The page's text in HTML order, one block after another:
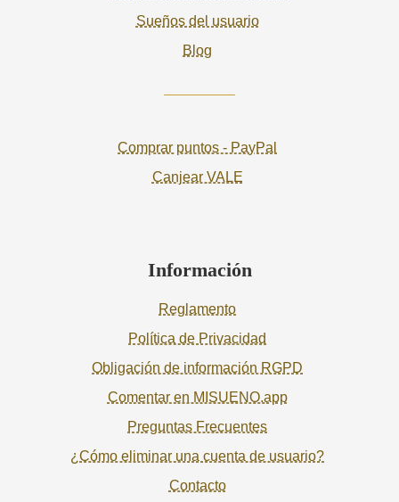
Sueños del usuario
Blog
Comprar puntos - PayPal
Canjear VALE
Información
Reglamento
Política de Privacidad
Obligación de información RGPD
Comentar en MISUENO.app
Preguntas Frecuentes
¿Cómo eliminar una cuenta de usuario?
Contacto